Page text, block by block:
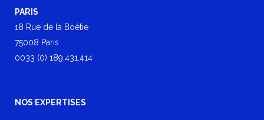
PARIS
18 Rue de la Boétie
75008 Paris
0033 (0) 189.431.414
NOS EXPERTISES